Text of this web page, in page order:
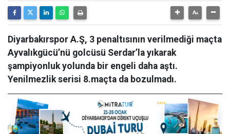
Diyarbakırspor A.Ş, 3 penaltısının verilmediği maçta
Ayvalıkgücü’nü golcüsü Serdar’la yıkarak
şampiyonluk yolunda bir engeli daha aştı.
Yenilmezlik serisi 8.maçta da bozulmadı.